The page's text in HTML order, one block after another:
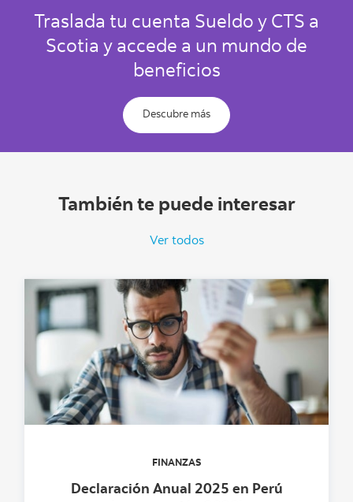
Traslada tu cuenta Sueldo y CTS a
Scotia y accede a un mundo de
beneficios
Descubre más
También te puede interesar
Ver todos
FINANZAS
Declaración Anual 2025 en Perú